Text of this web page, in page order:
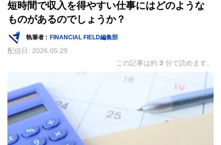
短時間で収入を得やすい仕事にはどのような
ものがあるのでしょうか？
執筆者 : FINANCIAL FIELD編集部
配信日: 2026.05.29
この記事は約 3 分で読めます。